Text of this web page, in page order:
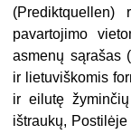
pavartojimo
asmenų sąrašas
ir lietuviškomis
ir eilutę
ištraukų,